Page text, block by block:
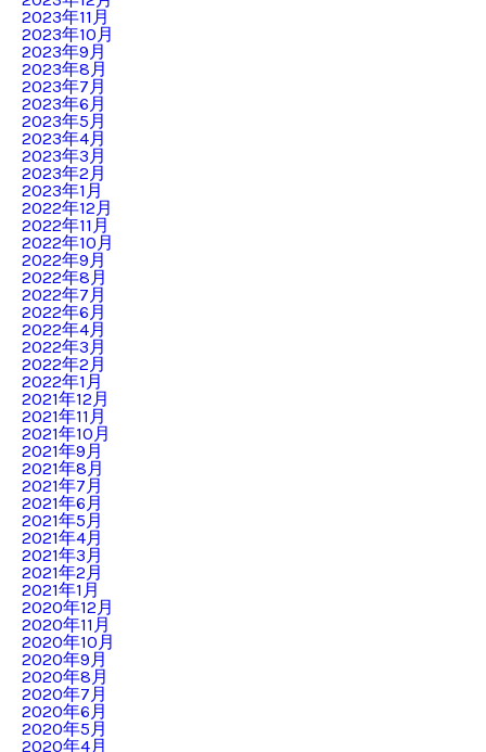
2023年11月
2023年10月
2023年9月
2023年8月
2023年7月
2023年6月
2023年5月
2023年4月
2023年3月
2023年2月
2023年1月
2022年12月
2022年11月
2022年10月
2022年9月
2022年8月
2022年7月
2022年6月
2022年4月
2022年3月
2022年2月
2022年1月
2021年12月
2021年11月
2021年10月
2021年9月
2021年8月
2021年7月
2021年6月
2021年5月
2021年4月
2021年3月
2021年2月
2021年1月
2020年12月
2020年11月
2020年10月
2020年9月
2020年8月
2020年7月
2020年6月
2020年5月
2020年4月